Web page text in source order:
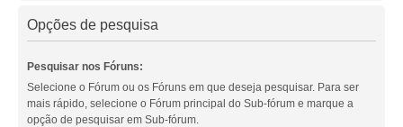
Opções de pesquisa
Pesquisar nos Fóruns:
Selecione o Fórum ou os Fóruns em que deseja pesquisar. Para ser
mais rápido, selecione o Fórum principal do Sub-fórum e marque a
opção de pesquisar em Sub-fórum.